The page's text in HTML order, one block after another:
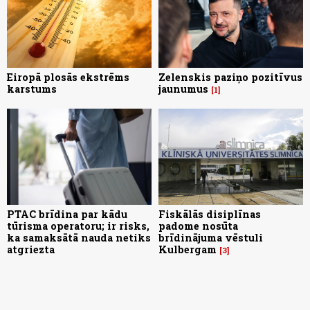
Eiropā plosās ekstrēms
karstums
Zelenskis paziņo pozitīvus
jaunumus
1
PTAC brīdina par kādu
tūrisma operatoru; ir risks,
ka samaksātā nauda netiks
atgriezta
Fiskālās disiplīnas
padome nosūta
brīdinājuma vēstuli
Kulbergam
3